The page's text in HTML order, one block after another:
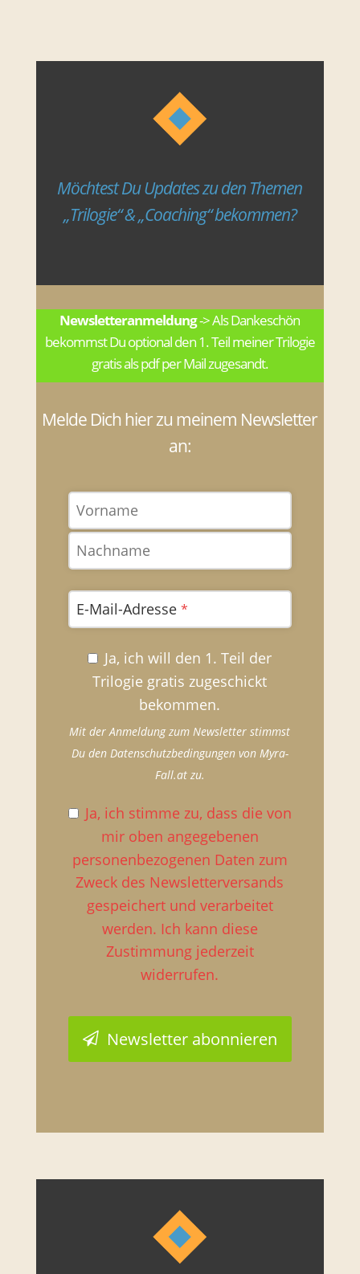
Möchtest Du Updates zu den Themen
„Trilogie“ & „Coaching“ bekommen?
Newsletteranmeldung-> Als Dankeschön
bekommst Du optional den 1. Teil meiner Trilogie
gratis als pdf per Mail zugesandt.
Melde Dich hier zu meinem Newsletter
an:
E-Mail-Adresse *
Ja, ich will den 1. Teil der
Trilogie gratis zugeschickt
bekommen.
Mit der Anmeldung zum Newsletter stimmst
Du den Datenschutzbedingungen von Myra-
Fall.at zu.
Ja, ich stimme zu, dass die von
mir oben angegebenen
personenbezogenen Daten zum
Zweck des Newsletterversands
gespeichert und verarbeitet
werden. Ich kann diese
Zustimmung jederzeit
widerrufen.
Newsletter abonnieren
Feld
nicht